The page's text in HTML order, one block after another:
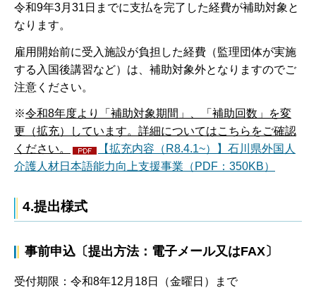
令和9年3月31日までに支払を完了した経費が補助対象と
なります。
雇用開始前に受入施設が負担した経費（監理団体が実施
する入国後講習など）は、補助対象外となりますのでご
注意ください。
※令和8年度より「補助対象期間」、「補助回数」を変
更（拡充）しています。詳細についてはこちらをご確認
ください。
【拡充内容（R8.4.1~）】石川県外国人
介護人材日本語能力向上支援事業（PDF：350KB）
4.提出様式
事前申込〔提出方法：電子メール又はFAX〕
受付期限：令和8年12月18日（金曜日）まで